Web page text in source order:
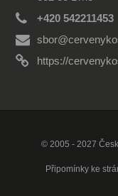
+420 542211453
https://
© 2005 - 2027
Připomínky ke